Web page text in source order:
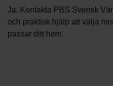
Ja. Kontakta PBS Svensk
och praktisk hjälp att välja
passar ditt hem.